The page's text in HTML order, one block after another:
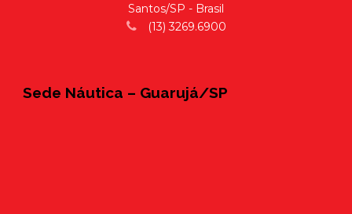
Santos/SP - Brasil
(13) 3269.6900
Sede Náutica – Guarujá/SP